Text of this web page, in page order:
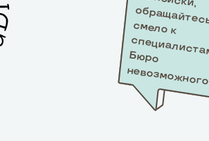
невозможного